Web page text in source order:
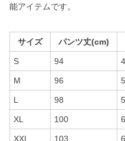
能アイテムです。
サイズ パンツ丈(cm)
S 94
M 96
L 98
XL 100
XXL 103